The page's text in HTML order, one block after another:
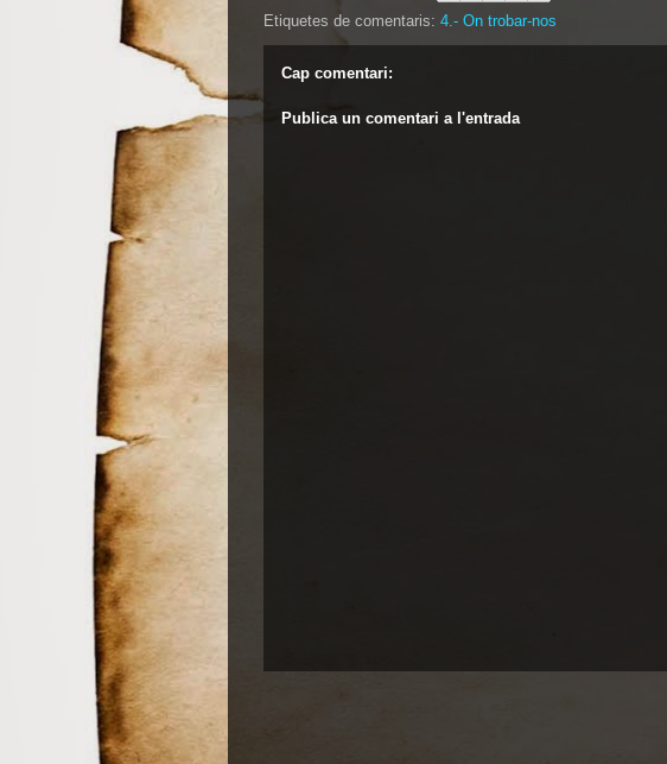
Etiquetes de comentaris: 4.- On trobar-nos
Cap comentari:
Publica un comentari a l'entrada